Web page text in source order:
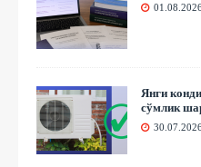
Янги
сўмлик